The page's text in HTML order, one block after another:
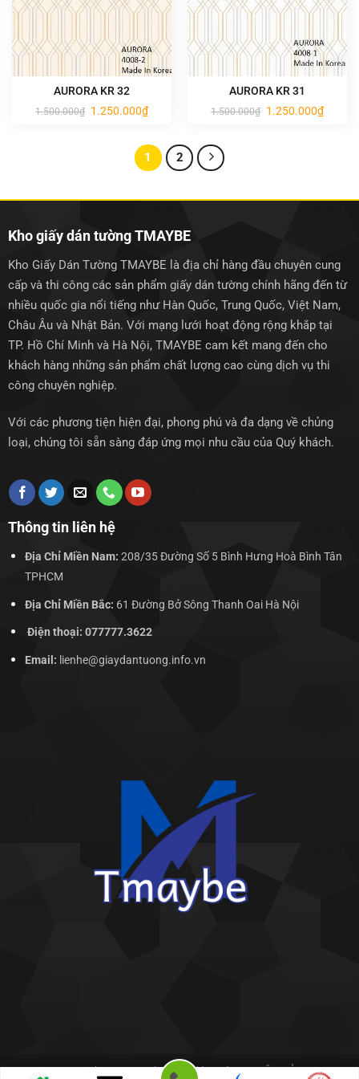
AURORA KR 32
1.500.000₫ Giá
1.250.000₫Giá
hiện
1.250.000₫.
AURORA KR 31
1.500.000₫ Giá
1.250.000₫Giá
hiện
1 2
Kho giấy dán tường TMAYBE
Kho Giấy Dán Tường TMAYBE là địa chỉ hàng đầu chuyên cung
cấp và thi công các sản phẩm giấy dán tường chính hãng đến từ
nhiều quốc gia nổi tiếng như Hàn Quốc, Trung Quốc, Việt Nam,
Châu Âu và Nhật Bản. Với mạng lưới hoạt động rộng khắp tại
TP. Hồ Chí Minh và Hà Nội, TMAYBE cam kết mang đến cho
khách hàng những sản phẩm chất lượng cao cùng dịch vụ thi
công chuyên nghiệp.
Với các phương tiện hiện đại, phong phú và đa dạng về chủng
loại, chúng tôi sẵn sàng đáp ứng mọi nhu cầu của Quý khách.
Thông tin liên hệ
Địa Chỉ Miền Nam: 208/35 Đường Số 5 Bình Hưng Hoà Bình Tân
TPHCM
Địa Chỉ Miền Bắc: 61 Đường Bở Sông Thanh Oai Hà Nội
Điện thoại: 077777.3622
Email: lienhe@giaydantuong.info.vn
Copyright 2026 ©Kho giấy dán tường THIÊN BẢO